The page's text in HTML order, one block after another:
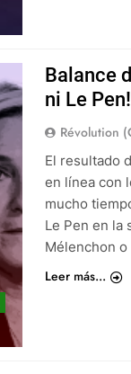
Balance
ni Le Pen!
Révolution
El resultado
en línea con
mucho
Le Pen en la
Mélenchon
Leer más...